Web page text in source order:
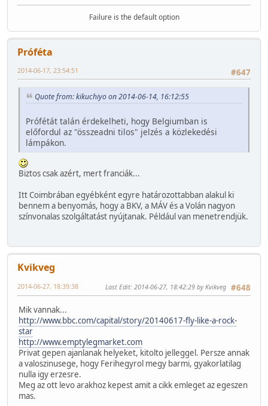
Failure is the default option
Próféta
#647
2014-06-17, 23:54:51
Quote from: kikuchiyo on 2014-06-14, 16:12:55
Prófétát talán érdekelheti, hogy Belgiumban is
előfordul az "összeadni tilos" jelzés a közlekedési
lámpákon.
Biztos csak azért, mert franciák...
Itt Coimbrában egyébként egyre határozottabban alakul ki
bennem a benyomás, hogy a BKV, a MÁV és a Volán nagyon
színvonalas szolgáltatást nyújtanak. Például van menetrendjük.
Kvikveg
#648
2014-06-27, 18:39:38 Last Edit: 2014-06-27, 18:42:29 by Kvikveg
Mik vannak...
http://www.bbc.com/capital/story/20140617-fly-like-a-rock-
star
http://www.emptylegmarket.com
Privat gepen ajanlanak helyeket, kitolto jelleggel. Persze annak
a valoszinusege, hogy Ferihegyrol megy barmi, gyakorlatilag
nulla igy erzesre.
Meg az ott levo arakhoz kepest amit a cikk emleget az egeszen
mas.